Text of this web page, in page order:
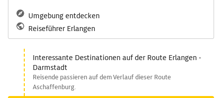
Umgebung entdecken
Reiseführer Erlangen
Interessante Destinationen auf der Route Erlangen -
Darmstadt
Reisende passieren auf dem Verlauf dieser Route
Aschaffenburg.